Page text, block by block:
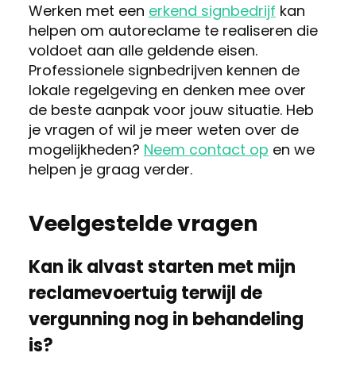
Werken met een erkend signbedrijf kan
helpen om autoreclame te realiseren die
voldoet aan alle geldende eisen.
Professionele signbedrijven kennen de
lokale regelgeving en denken mee over
de beste aanpak voor jouw situatie. Heb
je vragen of wil je meer weten over de
mogelijkheden? Neem contact op en we
helpen je graag verder.
Veelgestelde vragen
Kan ik alvast starten met mijn
reclamevoertuig terwijl de
vergunning nog in behandeling
is?